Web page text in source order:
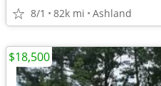
8/1 82k mi Ashland
$18,500